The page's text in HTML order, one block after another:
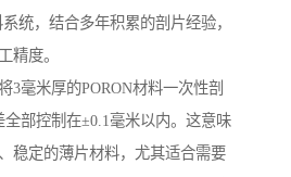
统，结合多年积累的剖片经验，
精度。
3毫米厚的PORON材料一次性剖
全部控制在±0.1毫米以内。这意味
稳定的薄片材料，尤其适合需要